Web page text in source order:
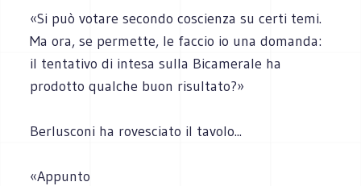
«Si può votare secondo coscienza su certi temi.
Ma ora, se permette, le faccio io una domanda:
il tentativo di intesa sulla Bicamerale ha
prodotto qualche buon risultato?»
Berlusconi ha rovesciato il tavolo...
«Appunto